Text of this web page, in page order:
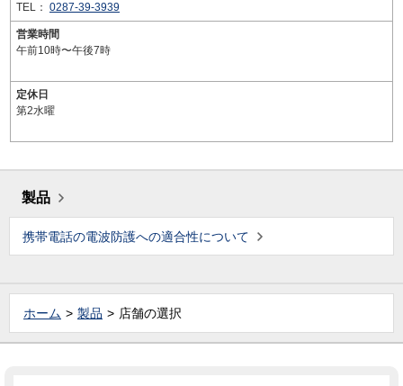
TEL： 0287-39-3939
営業時間
午前10時〜午後7時
定休日
第2水曜
製品
携帯電話の電波防護への適合性について
ホーム 製品 店舗の選択